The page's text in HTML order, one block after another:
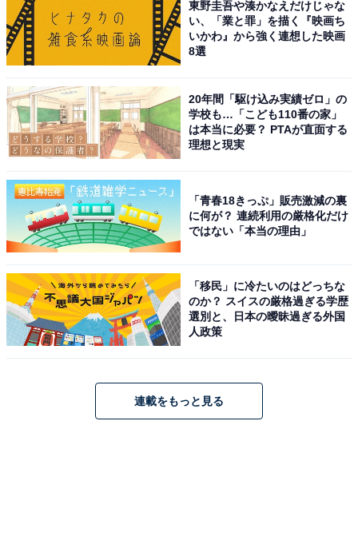
東野圭吾や湊かなえだけじゃな
い、「業と罪」を描く『映画ち
いかわ』から強く連想した映画
8選
20年間「駆け込み実績ゼロ」の
学校も…「こども110番の家」
は本当に必要？ PTAが直面する
理想と現実
「青春18きっぷ」販売激減の裏
に何が？ 連続利用の厳格化だけ
ではない「本当の理由」
「移民」に冷たいのはどっちな
のか？ スイスの厳格過ぎる学歴
選別と、日本の曖昧過ぎる外国
人政策
連載をもっと見る